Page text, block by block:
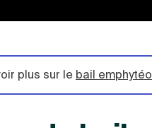
plus sur le bail